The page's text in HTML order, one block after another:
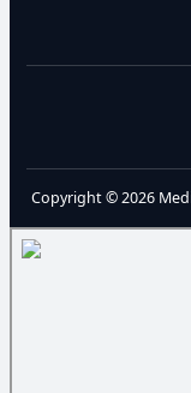
Copyright © 2026